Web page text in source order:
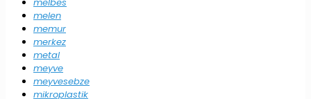
melen
memur
merkez
metal
meyve
meyvesebze
mikroplastik